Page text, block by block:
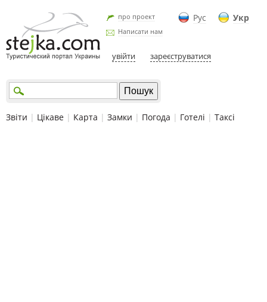
Рус Укр
про проект
Написати нам
увійти зареєструватися
Звіти | Цікаве | Карта | Замки | Погода | Готелі | Таксі